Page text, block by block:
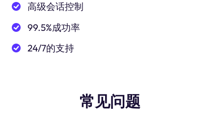
高级会话控制
99.5%成功率
24/7的支持
常见问题